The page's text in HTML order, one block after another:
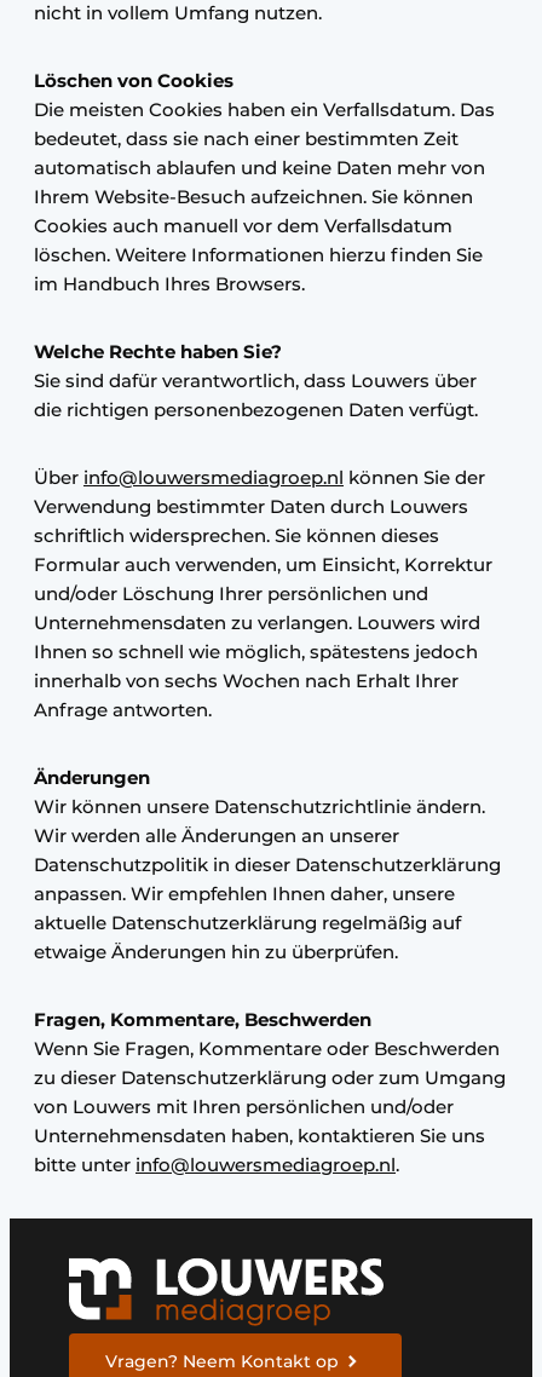
nicht in vollem Umfang nutzen.
Löschen von Cookies
Die meisten Cookies haben ein Verfallsdatum. Das
bedeutet, dass sie nach einer bestimmten Zeit
automatisch ablaufen und keine Daten mehr von
Ihrem Website-Besuch aufzeichnen. Sie können
Cookies auch manuell vor dem Verfallsdatum
löschen. Weitere Informationen hierzu finden Sie
im Handbuch Ihres Browsers.
Welche Rechte haben Sie?
Sie sind dafür verantwortlich, dass Louwers über
die richtigen personenbezogenen Daten verfügt.
Über info@louwersmediagroep.nl können Sie der
Verwendung bestimmter Daten durch Louwers
schriftlich widersprechen. Sie können dieses
Formular auch verwenden, um Einsicht, Korrektur
und/oder Löschung Ihrer persönlichen und
Unternehmensdaten zu verlangen. Louwers wird
Ihnen so schnell wie möglich, spätestens jedoch
innerhalb von sechs Wochen nach Erhalt Ihrer
Anfrage antworten.
Änderungen
Wir können unsere Datenschutzrichtlinie ändern.
Wir werden alle Änderungen an unserer
Datenschutzpolitik in dieser Datenschutzerklärung
anpassen. Wir empfehlen Ihnen daher, unsere
aktuelle Datenschutzerklärung regelmäßig auf
etwaige Änderungen hin zu überprüfen.
Fragen, Kommentare, Beschwerden
Wenn Sie Fragen, Kommentare oder Beschwerden
zu dieser Datenschutzerklärung oder zum Umgang
von Louwers mit Ihren persönlichen und/oder
Unternehmensdaten haben, kontaktieren Sie uns
bitte unter info@louwersmediagroep.nl.
Vragen? Neem Kontakt op